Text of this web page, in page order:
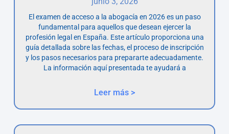
El examen de acceso a la abogacía en 2026 es un paso
fundamental para aquellos que desean ejercer la
profesión legal en España. Este artículo proporciona una
guía detallada sobre las fechas, el proceso de inscripción
y los pasos necesarios para prepararte adecuadamente.
La información aquí presentada te ayudará a
Leer más >